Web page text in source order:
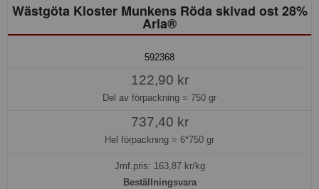
Wästgöta Kloster Munkens Röda skivad ost 28%
Arla®
592368
122,90 kr
Del av förpackning = 750 gr
737,40 kr
Hel förpackning = 6*750 gr
Jmf.pris: 163,87kr/kg
Beställningsvara